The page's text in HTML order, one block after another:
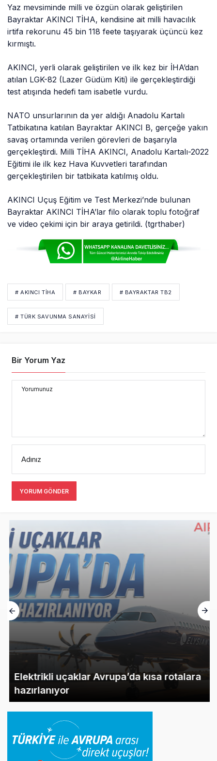
Yaz mevsiminde milli ve özgün olarak geliştirilen
Bayraktar AKINCI TİHA, kendisine ait milli havacılık
irtifa rekorunu 45 bin 118 feete taşıyarak üçüncü kez
kırmıştı.
AKINCI, yerli olarak geliştirilen ve ilk kez bir İHA’dan
atılan LGK-82 (Lazer Güdüm Kiti) ile gerçekleştirdiği
test atışında hedefi tam isabetle vurdu.
NATO unsurlarının da yer aldığı Anadolu Kartalı
Tatbikatına katılan Bayraktar AKINCI B, gerçeğe yakın
savaş ortamında verilen görevleri de başarıyla
gerçekleştirdi. Milli TİHA AKINCI, Anadolu Kartalı-2022
Eğitimi ile ilk kez Hava Kuvvetleri tarafından
gerçekleştirilen bir tatbikata katılmış oldu.
AKINCI Uçuş Eğitim ve Test Merkezi’nde bulunan
Bayraktar AKINCI TİHA’lar filo olarak toplu fotoğraf
ve video çekimi için bir araya getirildi. (tgrthaber)
# AKINCI TİHA # BAYKAR # BAYRAKTAR TB2
# TÜRK SAVUNMA SANAYISI
Bir Yorum Yaz
Yorumunuz
Adınız
YORUM GÖNDER
Elektrikli uçaklar Avrupa’da kısa rotalara
hazırlanıyor